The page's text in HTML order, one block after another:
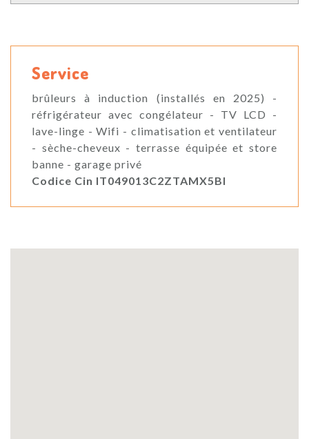
Service
brûleurs à induction (installés en 2025) -
réfrigérateur avec congélateur - TV LCD -
lave-linge - Wifi - climatisation et ventilateur
- sèche-cheveux - terrasse équipée et store
banne - garage privé
Codice Cin IT049013C2ZTAMX5BI